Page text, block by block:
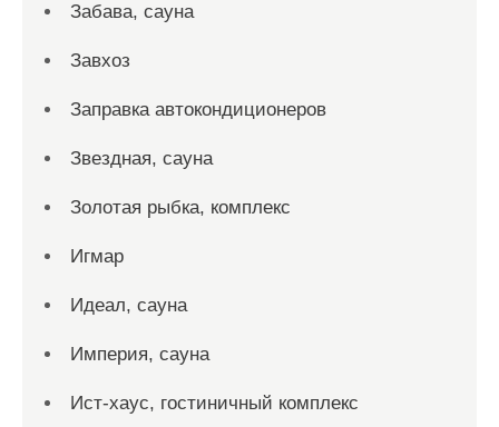
Забава, сауна
Завхоз
Заправка автокондиционеров
Звездная, сауна
Золотая рыбка, комплекс
Игмар
Идеал, сауна
Империя, сауна
Ист-хаус, гостиничный комплекс